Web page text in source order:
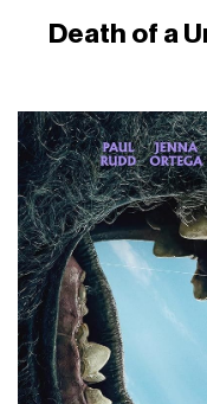
Death of a